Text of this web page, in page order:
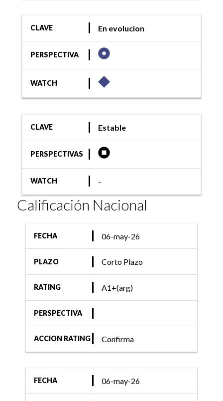
CLAVE En evolucion
PERSPECTIVA
WATCH
CLAVE Estable
PERSPECTIVAS
WATCH -
Calificación Nacional
FECHA 06-may-26
PLAZO Corto Plazo
RATING A1+(arg)
PERSPECTIVA
ACCION RATING Confirma
FECHA 06-may-26